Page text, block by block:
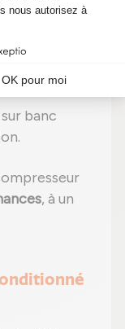
pièces
réglages
du
sur banc
, à un